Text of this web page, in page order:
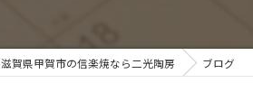
滋賀県甲賀市の信楽焼なら二光陶房 ブログ